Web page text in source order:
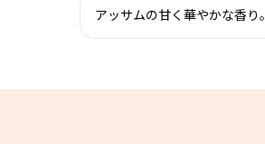
アッサムの甘く華やかな香り。